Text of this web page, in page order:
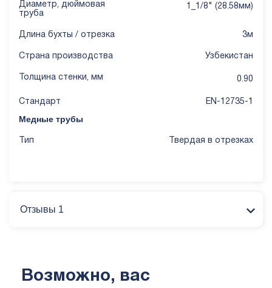
Диаметр, дюймовая
труба
1_1/8" (28.58мм)
Длина бухты / отрезка 3м
Страна производства Узбекистан
Толщина стенки, мм 0.90
Стандарт EN-12735-1
Медные трубы
Тип Твердая в отрезках
Отзывы 1
Возможно, вас